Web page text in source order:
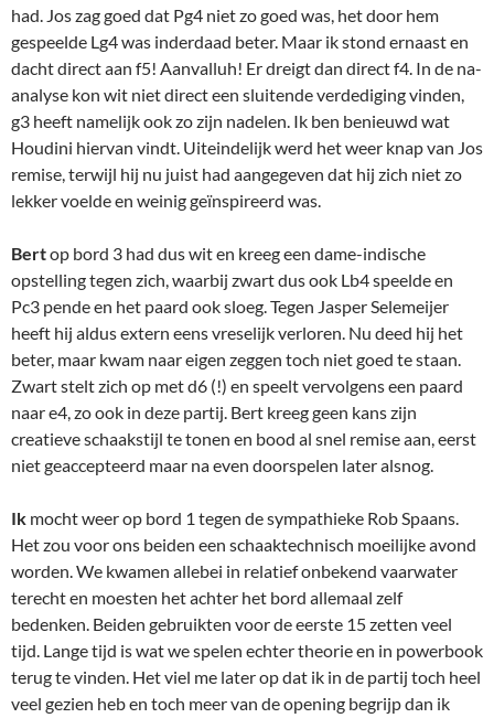
had. Jos zag goed dat Pg4 niet zo goed was, het door hem
gespeelde Lg4 was inderdaad beter. Maar ik stond ernaast en
dacht direct aan f5! Aanvalluh! Er dreigt dan direct f4. In de na-
analyse kon wit niet direct een sluitende verdediging vinden,
g3 heeft namelijk ook zo zijn nadelen. Ik ben benieuwd wat
Houdini hiervan vindt. Uiteindelijk werd het weer knap van Jos
remise, terwijl hij nu juist had aangegeven dat hij zich niet zo
lekker voelde en weinig geïnspireerd was.
Bertop bord 3 had dus wit en kreeg een dame-indische
opstelling tegen zich, waarbij zwart dus ook Lb4 speelde en
Pc3 pende en het paard ook sloeg. Tegen Jasper Selemeijer
heeft hij aldus extern eens vreselijk verloren. Nu deed hij het
beter, maar kwam naar eigen zeggen toch niet goed te staan.
Zwart stelt zich op met d6 (!) en speelt vervolgens een paard
naar e4, zo ook in deze partij. Bert kreeg geen kans zijn
creatieve schaakstijl te tonen en bood al snel remise aan, eerst
niet geaccepteerd maar na even doorspelen later alsnog.
Ik mocht weer op bord 1 tegen de sympathieke Rob Spaans.
Het zou voor ons beiden een schaaktechnisch moeilijke avond
worden. We kwamen allebei in relatief onbekend vaarwater
terecht en moesten het achter het bord allemaal zelf
bedenken. Beiden gebruikten voor de eerste 15 zetten veel
tijd. Lange tijd is wat we spelen echter theorie en in powerbook
terug te vinden. Het viel me later op dat ik in de partij toch heel
veel gezien heb en toch meer van de opening begrijp dan ik